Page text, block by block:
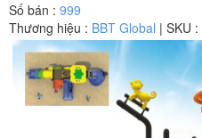
Số bán : 999
Thương hiệu : BBT Global | SKU :